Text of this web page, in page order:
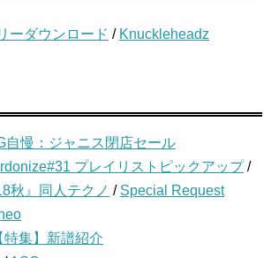
ーダウンロード / Knuckleheadz
自慢：ジャニス閉店セール
プレイリストピックアップ/
秋』同人テクノ / Special Request
特集】新譜紹介